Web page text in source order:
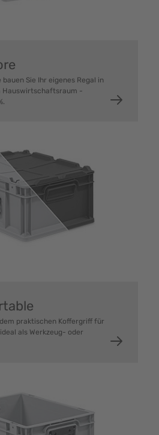
Sie Ihr eigenes Regal in
Hauswirtschaftsraum -
praktischen Koffergriff für
als Werkzeug- oder